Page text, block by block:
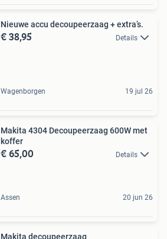
Nieuwe accu decoupeerzaag + extra’s.
€ 38,95 Details
Wagenborgen 19 jul 26
Makita 4304 Decoupeerzaag 600W met
koffer
€ 65,00 Details
Assen 20 jun 26
Makita decoupeerzaag